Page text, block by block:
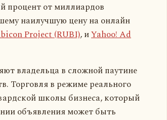
процент от миллиардов
наилучшую цену на онлайн
Project (RUBI), иYahoo! Ad
владельца в сложной паутине
Торговля в режиме реального
школы бизнеса, который
объявления может быть